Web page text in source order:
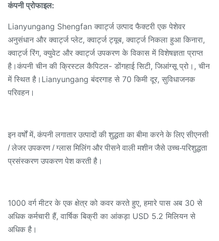
कंपनी प्रोफाइल:
Lianyungang Shengfan क्वार्ट्ज उत्पाद फैक्टरी एक पेशेवर
अनुसंधान और क्वार्ट्ज प्लेट, क्वार्ट्ज ट्यूब, क्वार्ट्ज निकला हुआ किनारा,
क्वार्ट्ज रिंग, क्युवेट और क्वार्ट्ज उपकरण के विकास में विशेषज्ञता प्राप्त
है।कंपनी चीन की क्रिस्टल कैपिटल- डोंगहाई सिटी, जिआंग्सू प्रो।, चीन
में स्थित है।Lianyungang बंदरगाह से 70 किमी दूर, सुविधाजनक
परिवहन।
इन वर्षों में, कंपनी लगातार उत्पादों की शुद्धता का बीमा करने के लिए सीएनसी
/ लेजर उपकरण / ग्लास मिलिंग और पीसने वाली मशीन जैसे उच्च-परिशुद्धता
प्रसंस्करण उपकरण पेश करती है।
1000 वर्ग मीटर के एक क्षेत्र को कवर करते हुए, हमारे पास अब 30 से
अधिक कर्मचारी हैं, वार्षिक बिक्री का आंकड़ा USD 5.2 मिलियन से
अधिक है।